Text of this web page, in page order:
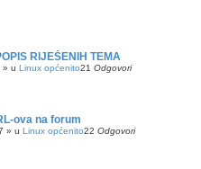
RIJEŠENIH TEMA
» u Linux općenito21 Odgovori
ova na forum
» u Linux općenito22 Odgovori